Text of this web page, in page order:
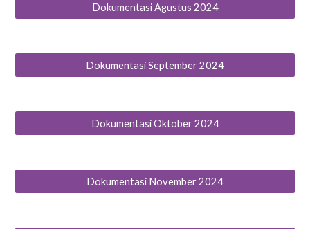
Dokumentasi Agustus 2024
Dokumentasi September 2024
Dokumentasi Oktober 2024
Dokumentasi November 2024